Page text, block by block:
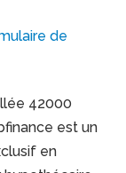
de
42000
est un
en